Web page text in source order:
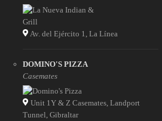
Av. del Ejército 1, La Línea
DOMINO'S PIZZA
Casemates
Unit 1Y & Z Casemates, Landport
Tunnel, Gibraltar